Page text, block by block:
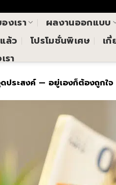
งเรา
ผลงานออกแบบ
ล้ว
โปรโมชั่นพิเศษ
เกี่
รา
ดประสงค์ — อยู่เองก็ต้องถูกใจ